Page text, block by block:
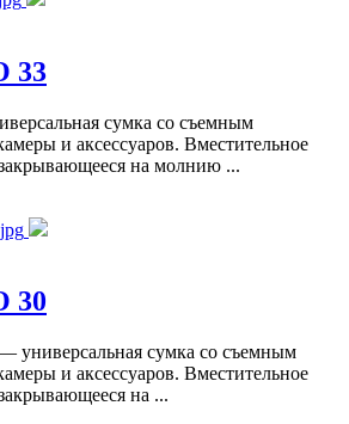
33
сумка со съемным
и аксессуаров. Вместительное
на молнию ...
30
универсальная сумка со съемным
и аксессуаров. Вместительное
на ...